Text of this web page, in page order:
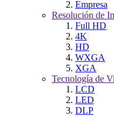
Empresa
Resolución de
Full HD
4K
HD
WXGA
XGA
Tecnología de
LCD
LED
DLP